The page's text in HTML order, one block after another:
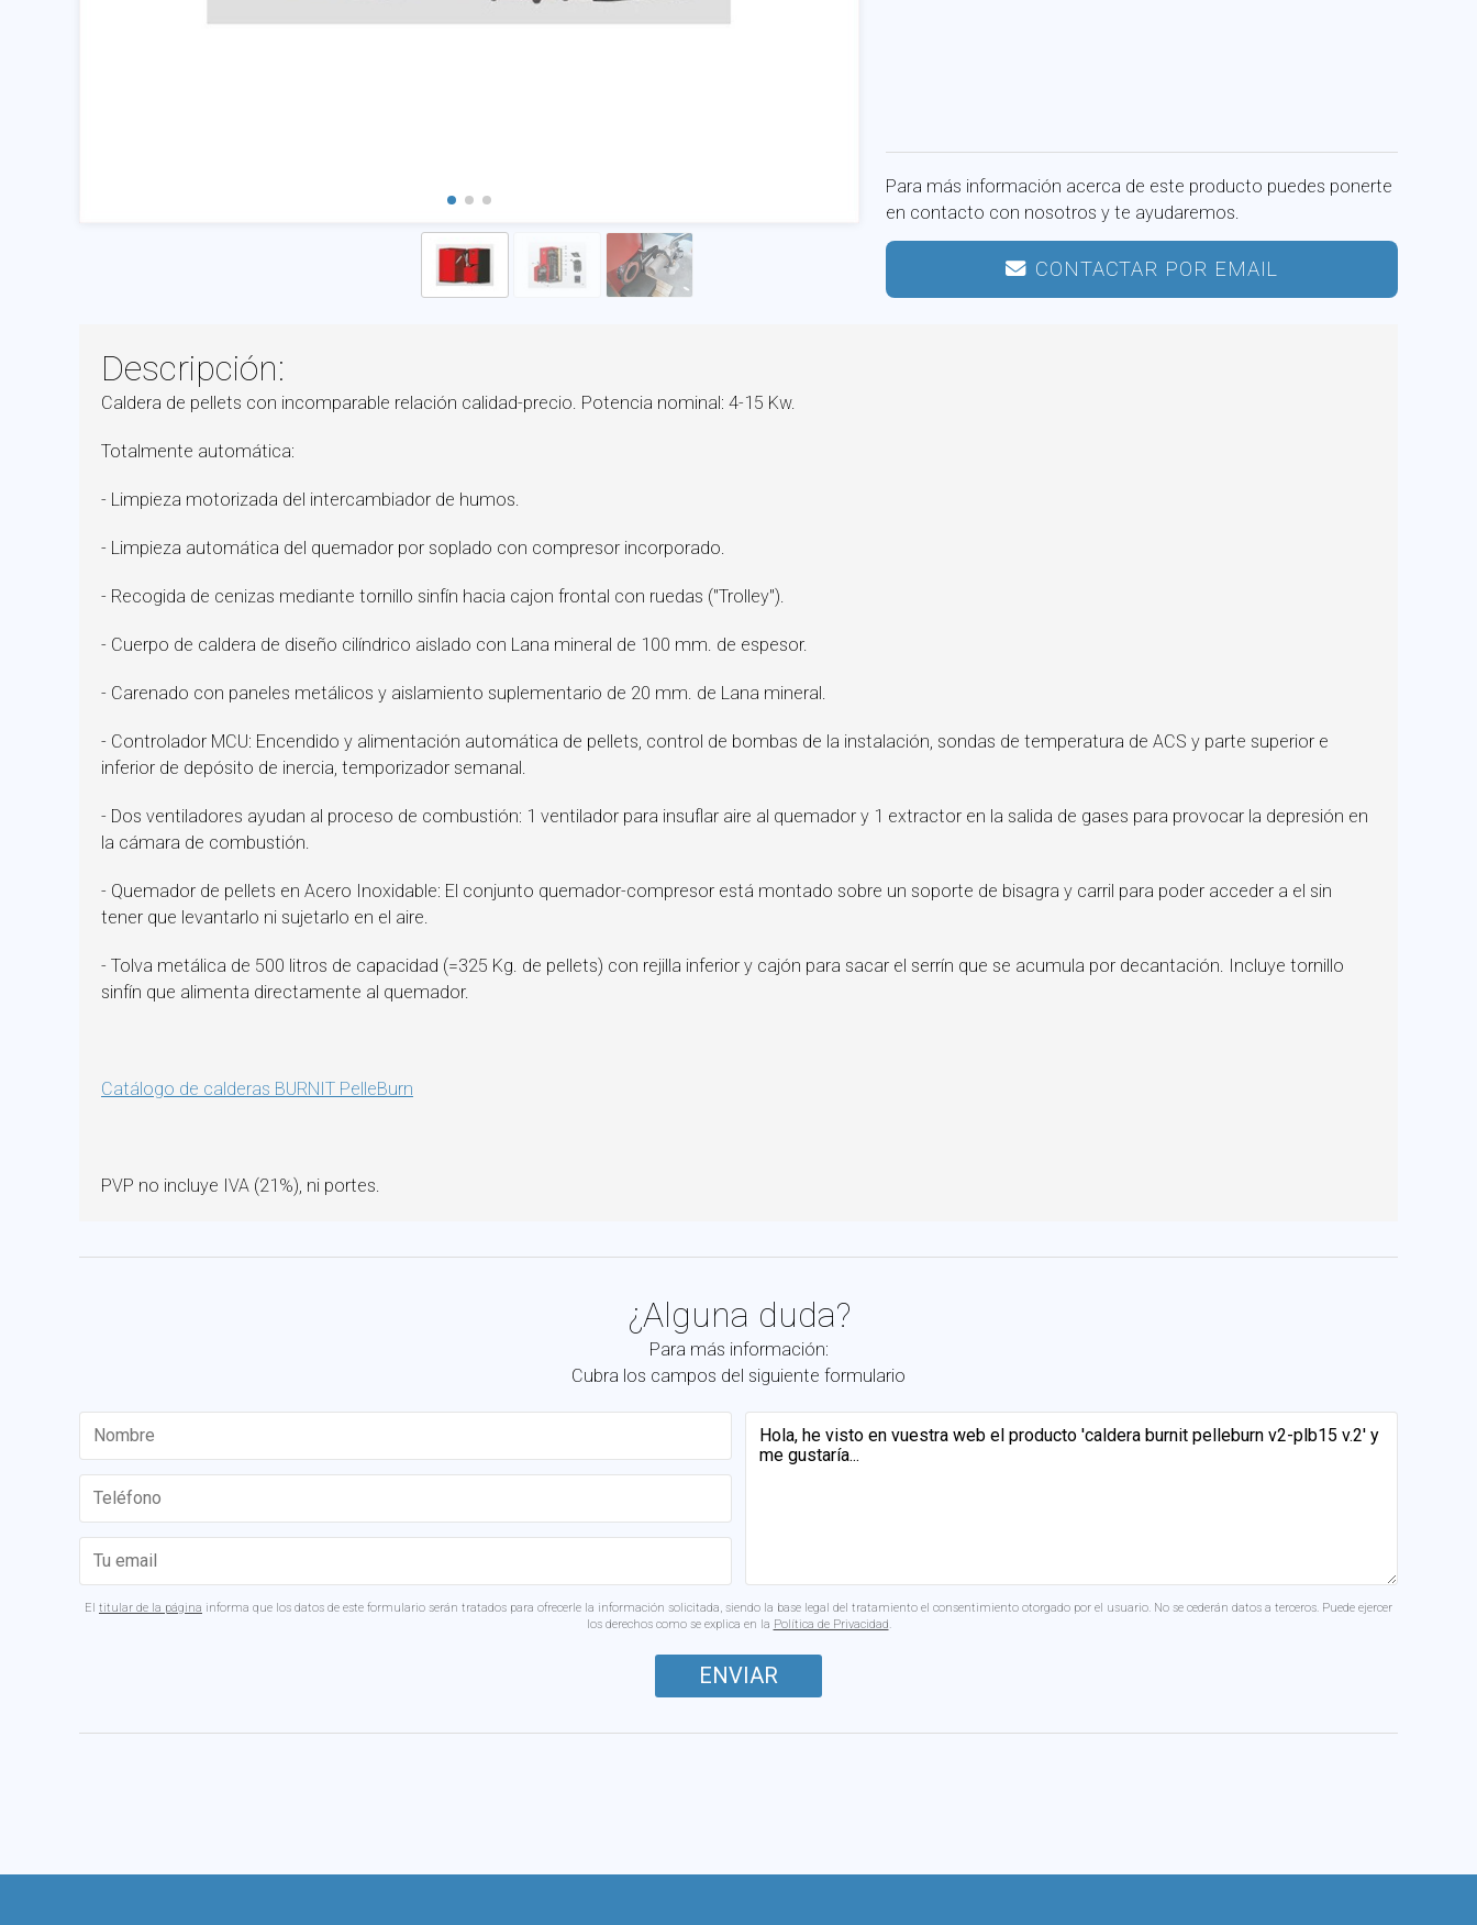
Para más información acerca de este producto puedes ponerte
en contacto con nosotros y te ayudaremos.
CONTACTAR POR EMAIL
Descripción:
Caldera de pellets con incomparable relación calidad-precio. Potencia nominal: 4-15 Kw.
Totalmente automática:
- Limpieza motorizada del intercambiador de humos.
- Limpieza automática del quemador por soplado con compresor incorporado.
- Recogida de cenizas mediante tornillo sinfín hacia cajon frontal con ruedas ("Trolley").
- Cuerpo de caldera de diseño cilíndrico aislado con Lana mineral de 100 mm. de espesor.
- Carenado con paneles metálicos y aislamiento suplementario de 20 mm. de Lana mineral.
- Controlador MCU: Encendido y alimentación automática de pellets, control de bombas de la instalación, sondas de temperatura de ACS y parte superior e
inferior de depósito de inercia, temporizador semanal.
- Dos ventiladores ayudan al proceso de combustión: 1 ventilador para insuflar aire al quemador y 1 extractor en la salida de gases para provocar la depresión en
la cámara de combustión.
- Quemador de pellets en Acero Inoxidable: El conjunto quemador-compresor está montado sobre un soporte de bisagra y carril para poder acceder a el sin
tener que levantarlo ni sujetarlo en el aire.
- Tolva metálica de 500 litros de capacidad (=325 Kg. de pellets) con rejilla inferior y cajón para sacar el serrín que se acumula por decantación. Incluye tornillo
sinfín que alimenta directamente al quemador.
Catálogo de calderas BURNIT PelleBurn
PVP no incluye IVA (21%), ni portes.
¿Alguna duda?
Para más información:
Cubra los campos del siguiente formulario
El titular de la página informa que los datos de este formulario serán tratados para ofrecerle la información solicitada, siendo la base legal del tratamiento el consentimiento otorgado por el usuario. No se cederán datos a terceros. Puede ejercer
los derechos como se explica en la Política de Privacidad